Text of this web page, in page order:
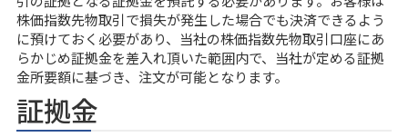
株価指数先物取引で損失が発生した場合でも決済できるよう
に預けておく必要があり、当社の株価指数先物取引口座にあ
らかじめ証拠金を差入れ頂いた範囲内で、当社が定める証拠
金所要額に基づき、注文が可能となります。
証拠金